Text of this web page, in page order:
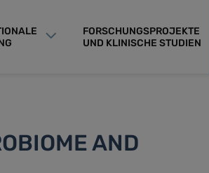
FORSCHUNGSPROJEKTE
UND KLINISCHE STUDIEN
AND